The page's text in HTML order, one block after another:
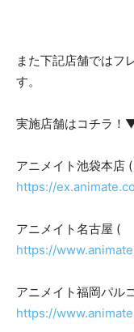
また下記店舗ではフ
す。
実施店舗はコチラ！
アニメイト池袋本店 (
https://
アニメイト名古屋 (
https://
アニメイト福岡パル
https://